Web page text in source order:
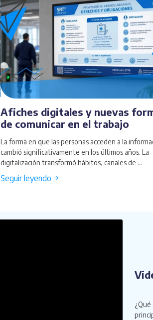
Afiches digitales y nuevas
de comunicar en el trabajo
La forma en que las personas acceden a la
cambió significativamente en los últimos años. La
digitalización transformó hábitos, canales de ...
Seguir leyendo →
¿Qué